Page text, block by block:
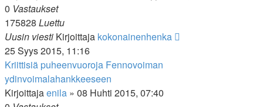
0 Vastaukset
175828 Luettu
Uusin viesti Kirjoittaja kokonainenhenka
25 Syys 2015, 11:16
Kriittisiä puheenvuoroja Fennovoiman
ydinvoimalahankkeeseen
Kirjoittajaenila » 08 Huhti 2015, 07:40